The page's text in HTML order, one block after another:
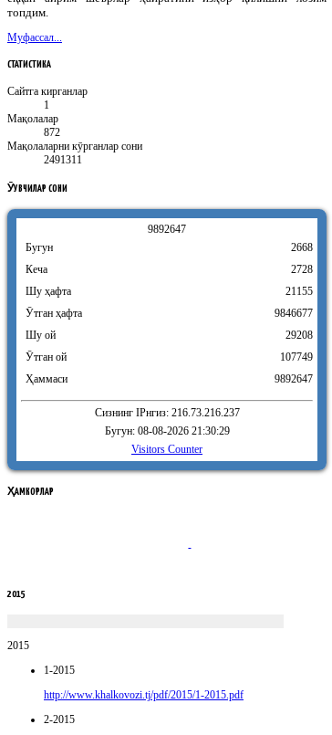
топдим.
Муфассал...
СТАТИСТИКА
Сайтга кирганлар
1
Мақолалар
872
Мақолаларни кӯрганлар сони
2491311
ӮҚУВЧИЛАРСОНИ
9892647
Бугун
Кеча
Шу ҳафта
Ӯтган ҳафта
Шу ой
Ӯтган ой
Ҳаммаси
2668
2728
21155
9846677
29208
107749
9892647
Сизнинг IPнгиз: 216.73.216.237
Бугун: 08-08-2026 21:30:29
Visitors Counter
ҲАМКОРЛАР
2015
2015
1-2015
http://www.khalkovozi.tj/pdf/2015/1-2015.pdf
2-2015